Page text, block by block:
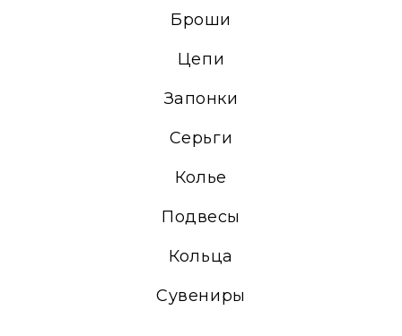
Броши
Цепи
Запонки
Серьги
Колье
Подвесы
Кольца
Сувениры